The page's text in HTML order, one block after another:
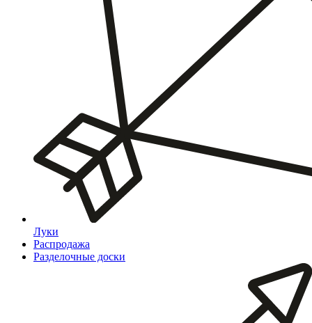
Луки
Распродажа
Разделочные доски